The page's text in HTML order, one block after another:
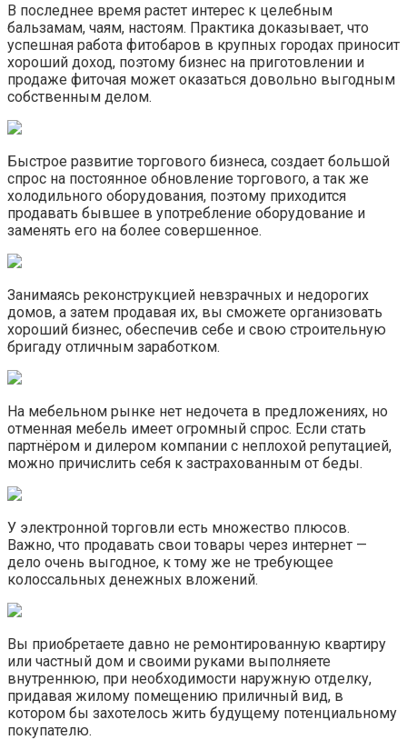
В последнее время растет интерес к целебным
бальзамам, чаям, настоям. Практика доказывает, что
успешная работа фитобаров в крупных городах приносит
хороший доход, поэтому бизнес на приготовлении и
продаже фиточая может оказаться довольно выгодным
собственным делом.
Быстрое развитие торгового бизнеса, создает большой
спрос на постоянное обновление торгового, а так же
холодильного оборудования, поэтому приходится
продавать бывшее в употребление оборудование и
заменять его на более совершенное.
Занимаясь реконструкцией невзрачных и недорогих
домов, а затем продавая их, вы сможете организовать
хороший бизнес, обеспечив себе и свою строительную
бригаду отличным заработком.
На мебельном рынке нет недочета в предложениях, но
отменная мебель имеет огромный спрос. Если стать
партнёром и дилером компании с неплохой репутацией,
можно причислить себя к застрахованным от беды.
У электронной торговли есть множество плюсов.
Важно, что продавать свои товары через интернет —
дело очень выгодное, к тому же не требующее
колоссальных денежных вложений.
Вы приобретаете давно не ремонтированную квартиру
или частный дом и своими руками выполняете
внутреннюю, при необходимости наружную отделку,
придавая жилому помещению приличный вид, в
котором бы захотелось жить будущему потенциальному
покупателю.